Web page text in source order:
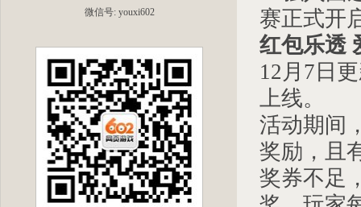
微信号: youxi602
赛正式开
红包乐透
12 月 7 日
上线。
活动期间
奖励，且
奖券不足